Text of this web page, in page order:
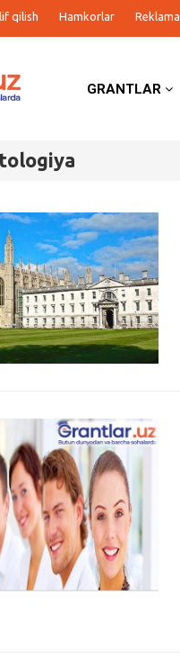
qilish Hamkorlar Reklama
GRANTLAR